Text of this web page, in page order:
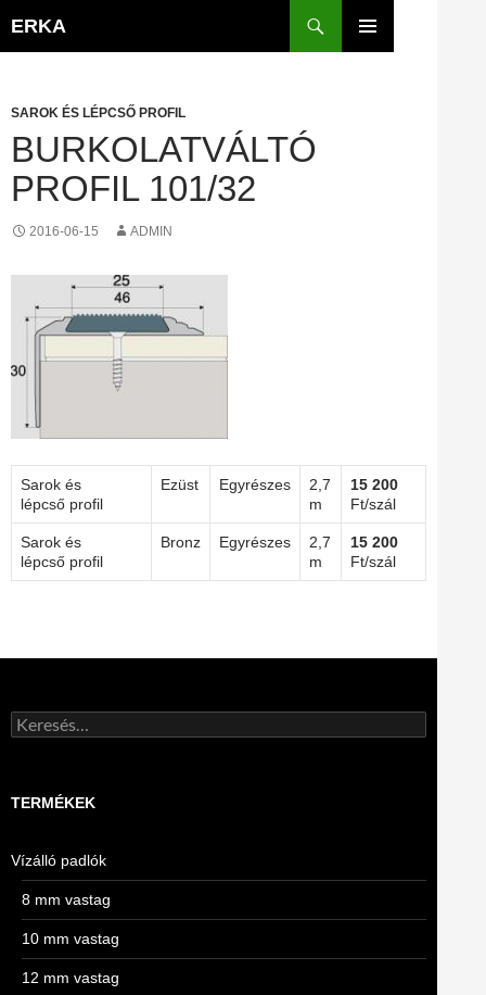
ERKA
SAROK ÉS LÉPCSŐ PROFIL
BURKOLATVÁLTÓ
PROFIL 101/32
2016-06-15 ADMIN
Sarok és
lépcső profil
Ezüst Egyrészes
2,7
m
15 200
Ft/szál
Sarok és
lépcső profil
Bronz Egyrészes
2,7
m
15 200
Ft/szál
Keresés:
TERMÉKEK
Vízálló padlók
8 mm vastag
10 mm vastag
12 mm vastag